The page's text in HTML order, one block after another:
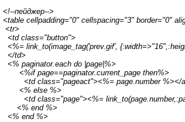
<!--пейджер-->
<table cellpadding="0" cellspacing="3" border="0"
<tr>
<td class="button">
<%= link_to(image_tag('prev.gif',
</td>
<% paginator.each do |page|%>
<%if page==paginator.current_page then%>
<td class="pageact"><%= page.number %></
<% else %>
<td class="page"><%=
<% end %>
<% end %>